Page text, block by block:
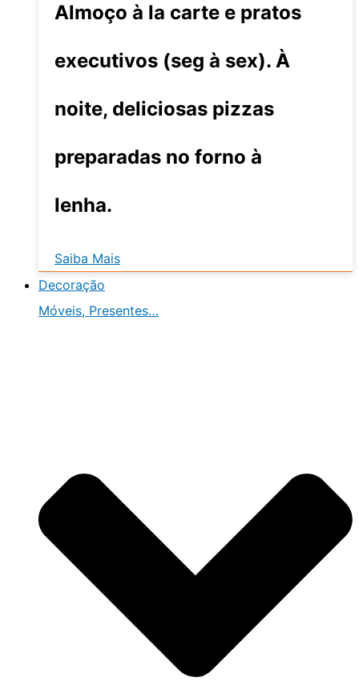
Almoço à la carte e pratos
executivos (seg à sex). À
noite, deliciosas pizzas
preparadas no forno à
lenha.
Saiba Mais
Decoração
Móveis, Presentes…